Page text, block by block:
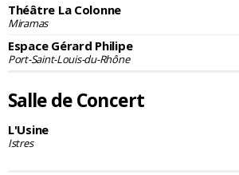
Théâtre La Colonne
Miramas
Espace Gérard Philipe
Port-Saint-Louis-du-Rhône
Salle de Concert
L'Usine
Istres